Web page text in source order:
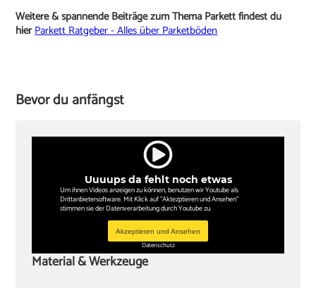
Weitere & spannende Beiträge zum Thema Parkett findest du
hierParkett Ratgeber - Alles über Parketböden
Bevor du anfängst
Uuuups da fehlt noch etwas
Um ihnen Videos anzeigen zu können, benutzen wir Youtube als
Drittanbietersoftware. Mit Klick auf "Aktezptieren und Ansehen"
stimmen sie der Datenverarbeitung durch Youtube zu.
Akzeptieren und Ansehen
Datenschutz
Material & Werkzeuge